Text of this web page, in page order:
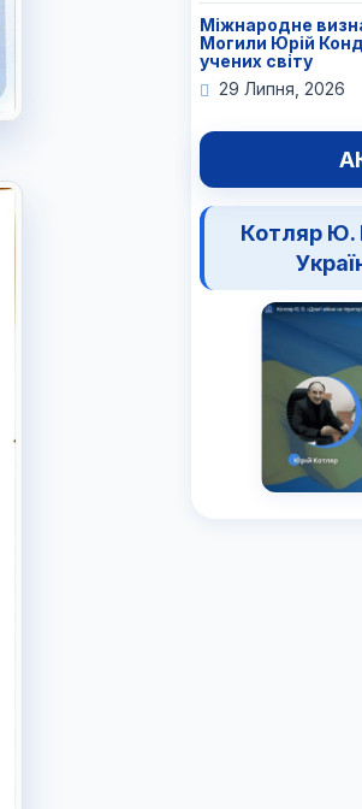
Міжнародне
Могили Юрій
учених світу
29 Липня, 2026
Котляр Ю.